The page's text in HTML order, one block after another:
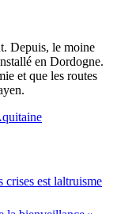
Depuis, le moine
en Dordogne.
et que les routes
est laltruisme